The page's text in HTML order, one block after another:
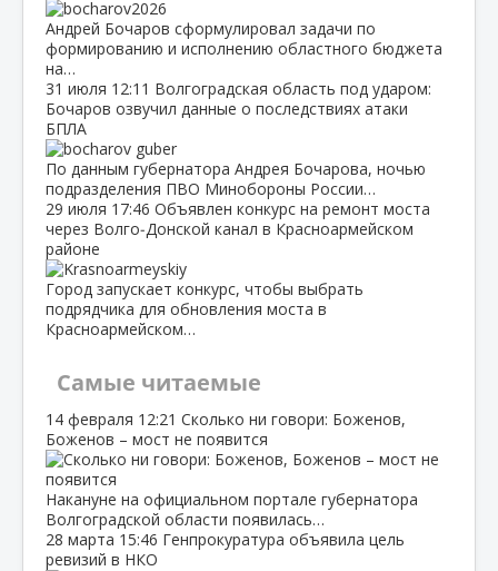
Андрей Бочаров сформулировал задачи по
формированию и исполнению областного бюджета
на…
31 июля 12:11 Волгоградская область под ударом:
Бочаров озвучил данные о последствиях атаки
БПЛА
По данным губернатора Андрея Бочарова, ночью
подразделения ПВО Минобороны России…
29 июля 17:46 Объявлен конкурс на ремонт моста
через Волго‑Донской канал в Красноармейском
районе
Город запускает конкурс, чтобы выбрать
подрядчика для обновления моста в
Красноармейском…
Самые читаемые
14 февраля 12:21 Сколько ни говори: Боженов,
Боженов – мост не появится
Накануне на официальном портале губернатора
Волгоградской области появилась…
28 марта 15:46 Генпрокуратура объявила цель
ревизий в НКО